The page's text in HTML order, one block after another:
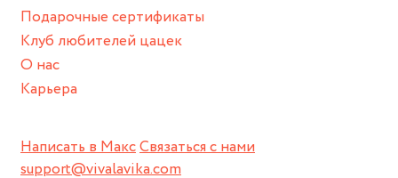
Написать в МаксСвязаться с нами
support@vivalavika.com
Подарочные сертификаты
Клуб любителей цацек
О нас
Карьера